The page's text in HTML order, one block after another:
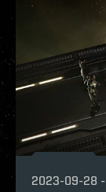
2023-09-28 -